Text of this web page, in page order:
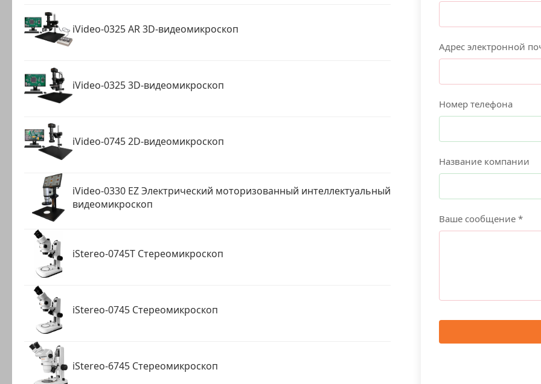
iVideo-0325 AR 3D-видеомикроскоп
iVideo-0325 3D-видеомикроскоп
iVideo-0745 2D-видеомикроскоп
iVideo-0330 EZ Электрический моторизованный интеллектуальный
видеомикроскоп
iStereo-0745T Стереомикроскоп
iStereo-0745 Стереомикроскоп
iStereo-6745 Стереомикроскоп
Адрес электронной
Номер телефона
Название компании
Ваше сообщение *